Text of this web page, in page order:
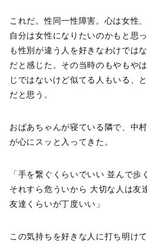
これだ。性同一性障害。心は女性
自分は女性になりたいのかもと思
も性別が違う人を好きなわけでは
だと感じた。その当時のもやもや
じではないけど似てる人もいる、
だと思う。
おばあちゃんが寝ている隣で、中
が心にスッと入ってきた。
「手を繋ぐくらいでいい 並んで歩
それすら危ういから 大切な人は友
友達くらいが丁度いい」
この気持ちを好きな人に打ち明け